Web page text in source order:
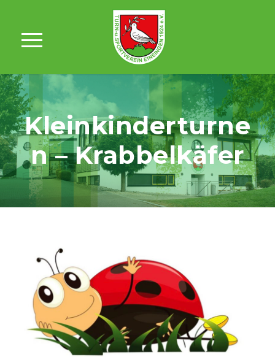
Kleinkinderturne
n – Krabbelkäfer